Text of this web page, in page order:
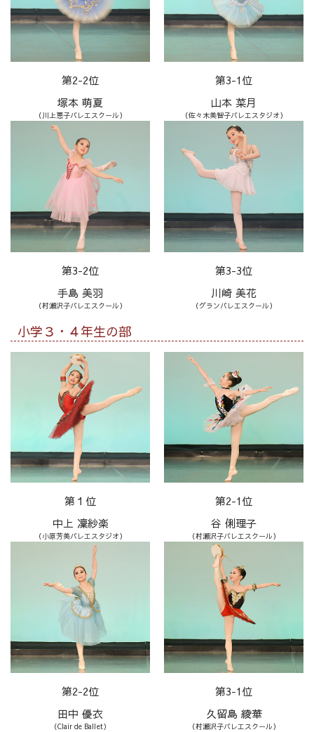
第2-2位
塚本 萌夏
（川上恵子バレエスクール）
第3-1位
山本 菜月
（佐々木美智子バレエスタジオ）
第3-2位
手島 美羽
（村瀬沢子バレエスクール）
第3-3位
川崎 美花
（グランバレエスクール）
小学３・４年生の部
第１位
中上 凜紗楽
（小原芳美バレエスタジオ）
第2-1位
谷 俐理子
（村瀬沢子バレエスクール）
第2-2位
田中 優衣
（Clair de Ballet）
第3-1位
久留島 綾華
（村瀬沢子バレエスクール）